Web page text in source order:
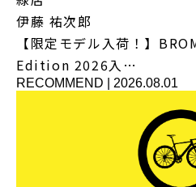
伊藤 祐次郎
【限定モデル入荷！】
Edition 2026入…
RECOMMEND 2026.08.01